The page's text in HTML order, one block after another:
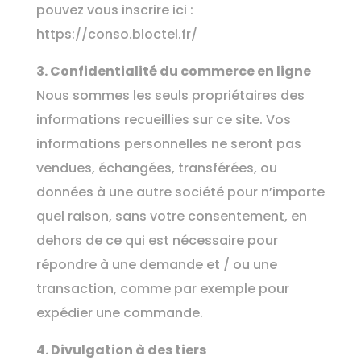
pouvez vous inscrire ici :
https://conso.bloctel.fr/
3. Confidentialité du commerce en ligne
Nous sommes les seuls propriétaires des
informations recueillies sur ce site. Vos
informations personnelles ne seront pas
vendues, échangées, transférées, ou
données à une autre société pour n’importe
quel raison, sans votre consentement, en
dehors de ce qui est nécessaire pour
répondre à une demande et / ou une
transaction, comme par exemple pour
expédier une commande.
4. Divulgation à des tiers